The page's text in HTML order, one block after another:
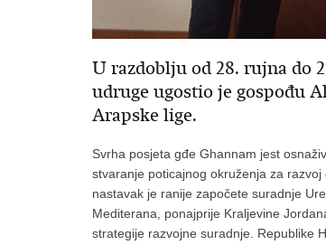
U razdoblju od 28. rujna do
udruge ugostio je gospođu
Arapske lige.
Svrha posjeta gđe Ghannam jest
stvaranje poticajnog okruženja za
nastavak je ranije započete suradnje
Mediterana, ponajprije Kraljevine
strategije razvojne suradnje. Republike